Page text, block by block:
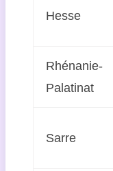
Hesse
Rhénanie-
Palatinat
Sarre